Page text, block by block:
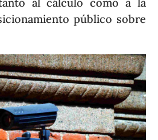
al cálculo como a la
público sobre